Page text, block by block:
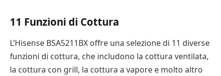
11 Funzioni di Cottura
L’Hisense BSA5211BX offre una selezione di 11 diverse
funzioni di cottura, che includono la cottura ventilata,
la cottura con grill, la cottura a vapore e molto altro